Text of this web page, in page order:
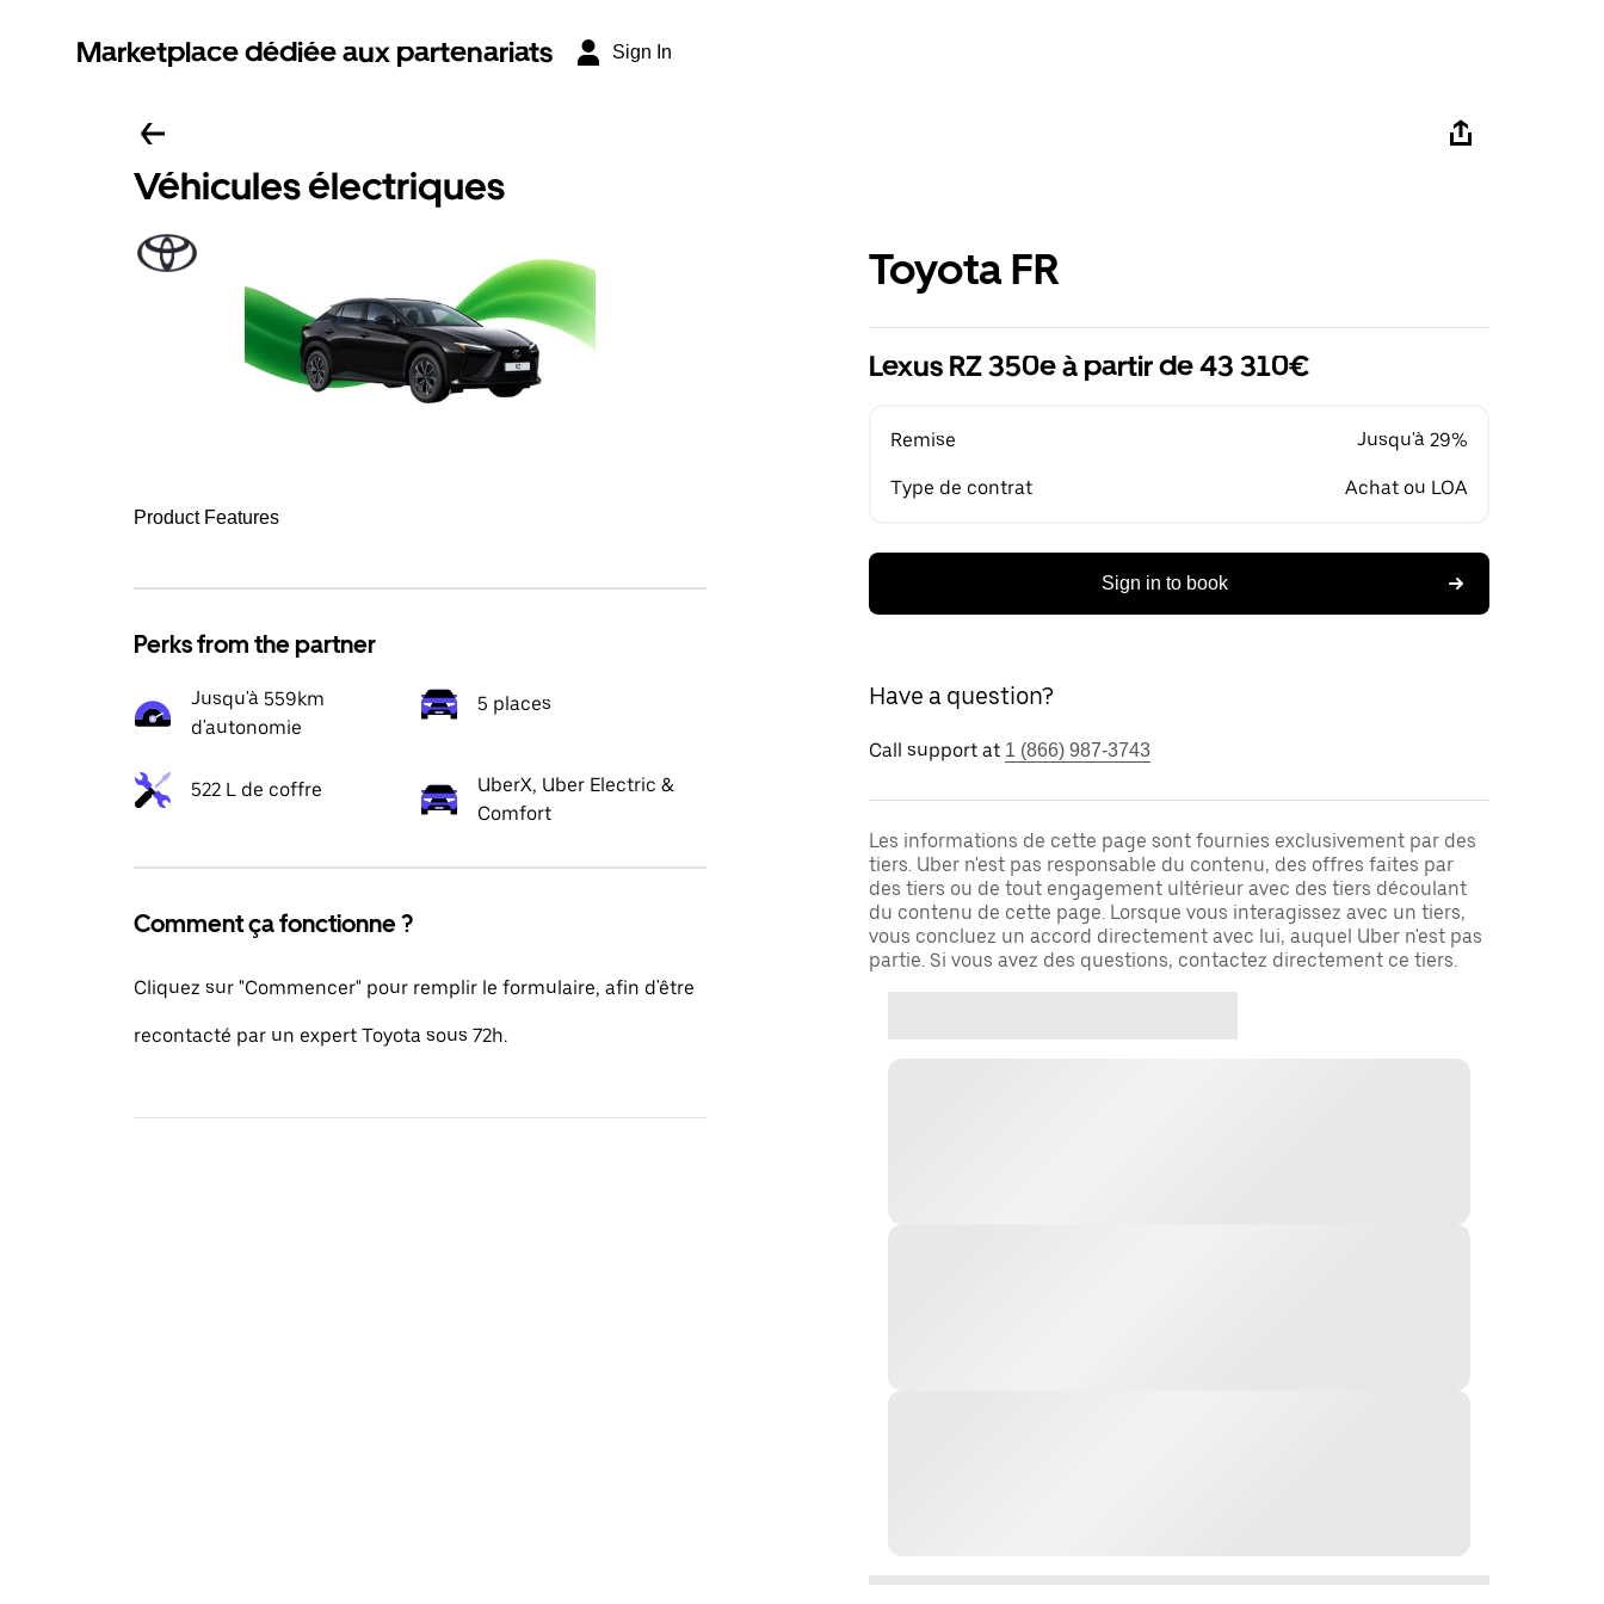
Marketplace dédiée aux partenariats Sign In
Véhicules électriques
Product Features
Perks from the partner
Jusqu'à 559km
d'autonomie
5 places
522 L de coffre
UberX, Uber Electric &
Comfort
Comment ça fonctionne ?
Cliquez sur "Commencer" pour remplir le formulaire, afin d'être
recontacté par un expert Toyota sous 72h.
Toyota FR
Lexus RZ 350e à partir de 43 310€
Remise Jusqu'à 29%
Type de contrat Achat ou LOA
Sign in to book
Have a question?
Call support at 1 (866) 987-3743
Les informations de cette page sont fournies exclusivement par des
tiers. Uber n'est pas responsable du contenu, des offres faites par
des tiers ou de tout engagement ultérieur avec des tiers découlant
du contenu de cette page. Lorsque vous interagissez avec un tiers,
vous concluez un accord directement avec lui, auquel Uber n'est pas
partie. Si vous avez des questions, contactez directement ce tiers.